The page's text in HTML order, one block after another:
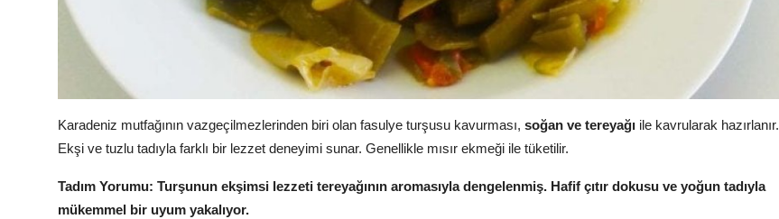
Karadeniz mutfağının vazgeçilmezlerinden biri olan fasulye turşusu kavurması, soğan ve tereyağı ile kavrularak hazırlanır.
Ekşi ve tuzlu tadıyla farklı bir lezzet deneyimi sunar. Genellikle mısır ekmeği ile tüketilir.
Tadım Yorumu: Turşunun ekşimsi lezzeti tereyağının aromasıyla dengelenmiş. Hafif çıtır dokusu ve yoğun tadıyla
mükemmel bir uyum yakalıyor.